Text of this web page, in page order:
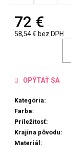
72 €
58,54 € bez DPH
Kategória:
Farba:
Príležitosť:
Krajina pôvodu:
Materiál :
OPÝTAŤ SA